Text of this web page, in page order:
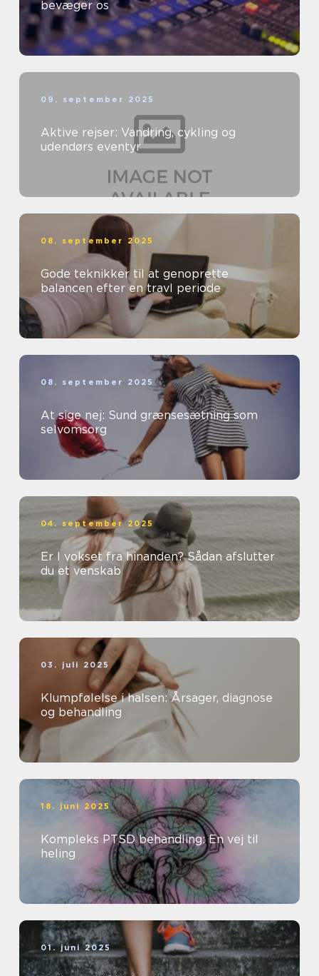
bevæger os
09. september 2025
Aktive rejser: Vandring, cykling og
udendørs eventyr
08. september 2025
Gode teknikker til at genoprette
balancen efter en travl periode
08. september 2025
At sige nej: Sund grænsesætning som
selvomsorg
04. september 2025
Er I vokset fra hinanden? Sådan afslutter
du et venskab
03. juli 2025
Klumpfølelse i halsen: Årsager, diagnose
og behandling
18. juni 2025
Kompleks PTSD behandling: En vej til
heling
01. juni 2025